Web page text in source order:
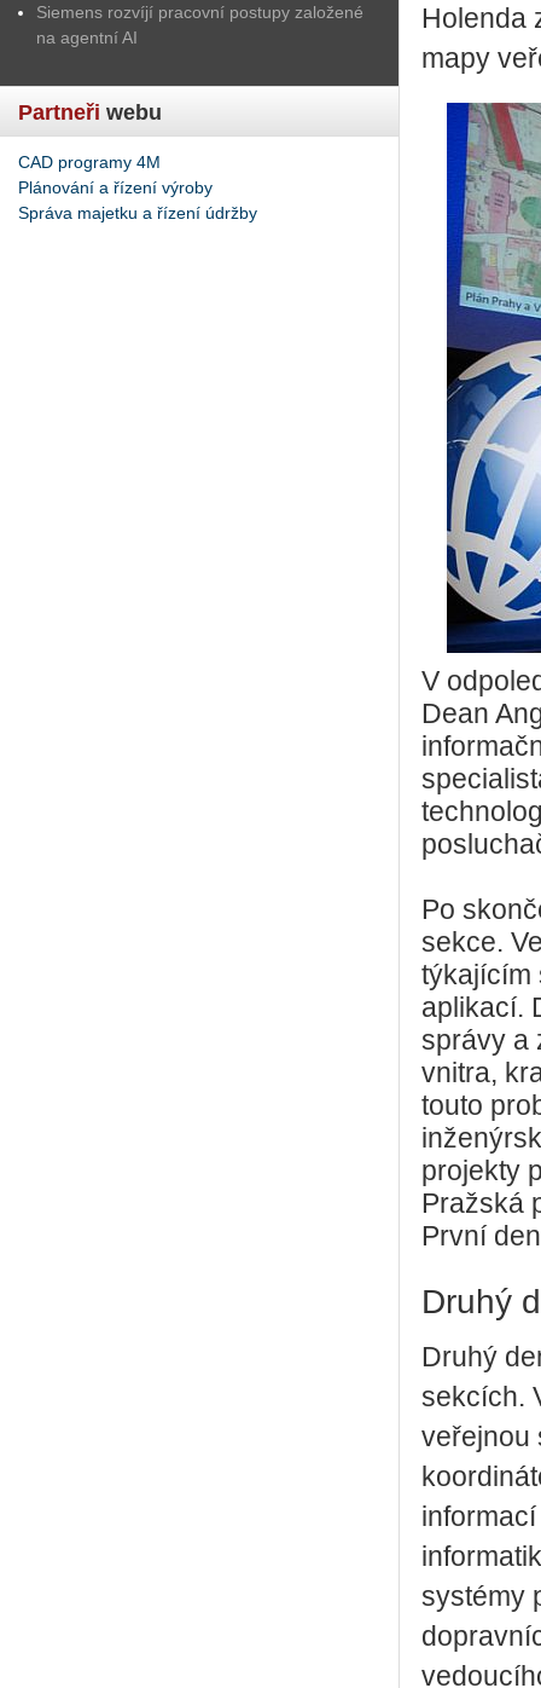
Siemens rozvíjí pracovní postupy založené
na agentní AI
Partneři webu
CAD programy 4M
Plánování a řízení výroby
Správa majetku a řízení údržby
Holenda
mapy
V
Dean
Po
sekce.
týkajícím
aplikací.
správy a
vnitra,
touto
projekty
Pražská
První
Druhý
Druhý
sekcích.
veřejnou
systémy